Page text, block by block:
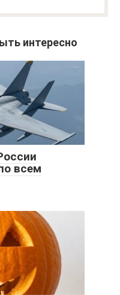
интересно
всем